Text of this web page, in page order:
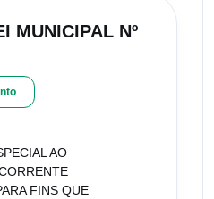
MUNICIPAL Nº
AO
FINS QUE